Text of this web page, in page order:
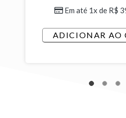
Em até 1x de R$
ADICIONAR AO